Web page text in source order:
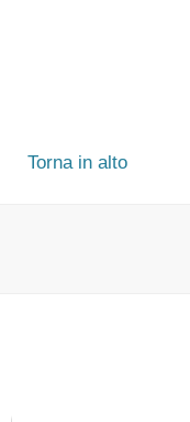
Torna in alto